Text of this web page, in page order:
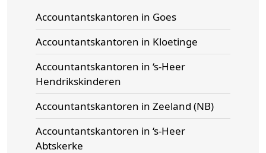
Accountantskantoren in Goes
Accountantskantoren in Kloetinge
Accountantskantoren in ‘s-Heer
Hendrikskinderen
Accountantskantoren in Zeeland (NB)
Accountantskantoren in ‘s-Heer
Abtskerke